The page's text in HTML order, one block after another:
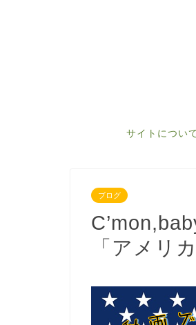
サイトについ
ブログ
「アメリ